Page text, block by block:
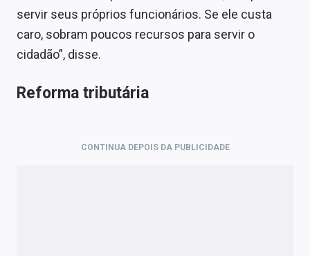
servir seus próprios funcionários. Se ele custa
caro, sobram poucos recursos para servir o
cidadão”, disse.
Reforma tributária
CONTINUA DEPOIS DA PUBLICIDADE